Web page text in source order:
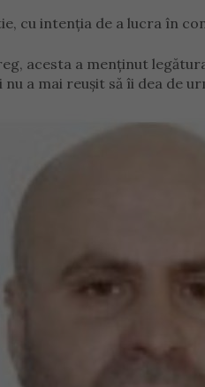
cu intenția de a lucra în
acesta a menținut
a mai reușit să îi dea de